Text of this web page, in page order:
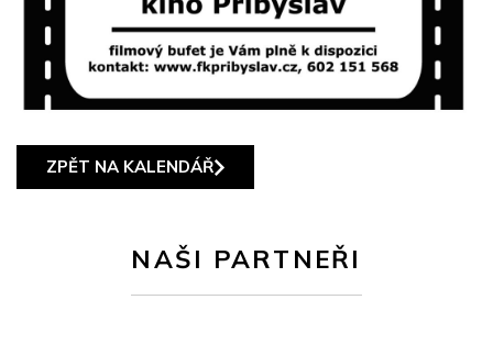
ZPĚT NA KALENDÁŘ
NAŠI PARTNEŘI